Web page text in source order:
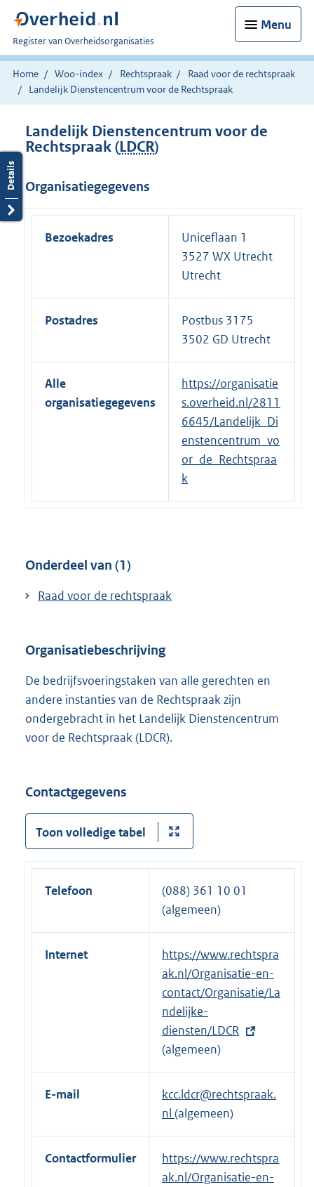
Menu
U
bent
nu
hier:
Register van Overheidsorganisaties
Home Woo-index Rechtspraak
Raad voor de rechtspraak
Landelijk Dienstencentrum voor de Rechtspraak
Landelijk Dienstencentrum voor de
Rechtspraak (LDCR)
Organisatiegegevens
Bezoekadres
Uniceflaan 1
3527 WX Utrecht
Utrecht
Postadres
Postbus 3175
3502 GD Utrecht
Alle
organisatiegegevens
https://organisatie
s.overheid.nl/2811
6645/Landelijk_Di
enstencentrum_vo
or_de_Rechtspraa
k
Onderdeel van (1)
Raad voor de rechtspraak
Organisatiebeschrijving
De bedrijfsvoeringstaken van alle gerechten en
andere instanties van de Rechtspraak zijn
ondergebracht in het Landelijk Dienstencentrum
voor de Rechtspraak (LDCR).
Contactgegevens
Toon volledige tabel
Telefoon
(088) 361 10 01
(algemeen)
Internet
E
x
t
e
r
n
e
l
:
https://www.rechtspra
ak.nl/Organisatie-en-
contact/Organisatie/La
ndelijke-
diensten/LDCR
(algemeen)
E-mail
kcc.ldcr@rechtspraak.
nl (algemeen)
Contactformulier
E
x
https://www.rechtspra
ak.nl/Organisatie-en-